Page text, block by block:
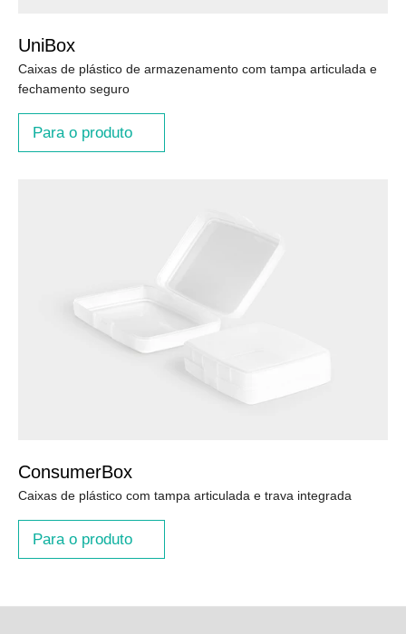
UniBox
Caixas de plástico de armazenamento com tampa articulada e
fechamento seguro
Para o produto
ConsumerBox
Caixas de plástico com tampa articulada e trava integrada
Para o produto